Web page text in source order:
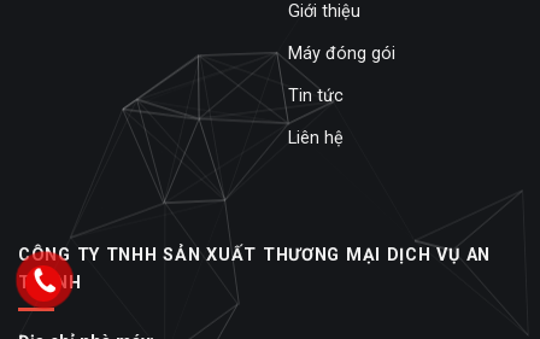
Giới thiệu
Máy đóng gói
Tin tức
Liên hệ
CÔNG TY TNHH SẢN XUẤT THƯƠNG MẠI DỊCH VỤ AN
THÀNH